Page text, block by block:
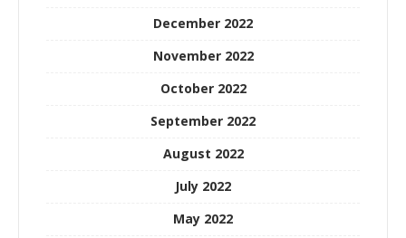
December 2022
November 2022
October 2022
September 2022
August 2022
July 2022
May 2022